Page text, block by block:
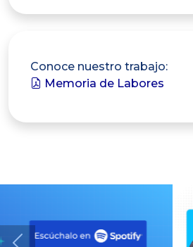
Conoce nuestro trabajo:
Memoria de Labores